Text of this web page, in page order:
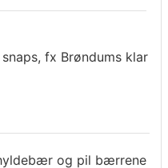
fx Brøndums klar
og pil bærrene